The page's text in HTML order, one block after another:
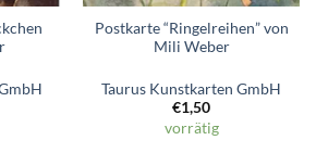
Postkarte “Ringelreihen” von
Mili Weber
Taurus Kunstkarten GmbH
€1,50
vorrätig